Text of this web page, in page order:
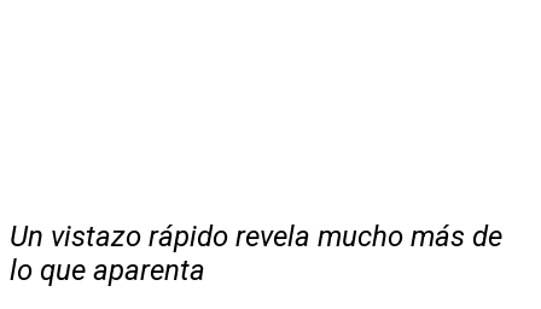
Un vistazo rápido revela mucho más de
lo que aparenta